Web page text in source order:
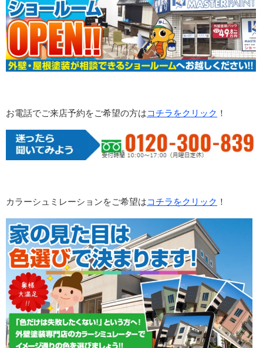
お電話でご来店予約をご希望の方はコチラをクリック ！
カラーシュミレーションをご希望はコチラをクリック ！